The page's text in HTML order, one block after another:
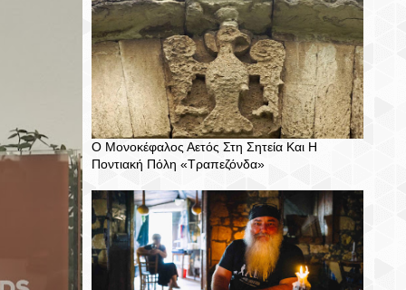
Ο Μονοκέφαλος Αετός Στη Σητεία Και Η
Ποντιακή Πόλη «Τραπεζόνδα»